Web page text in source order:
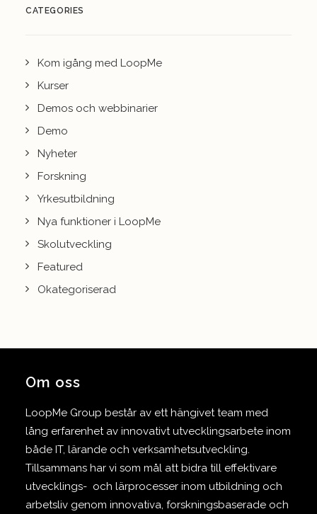
CATEGORIES
Kom igång med LoopMe
Kurser
Demos och webbinarier
Demo
Nyheter
Forskning
Yrkesutbildning
Nya funktioner i LoopMe
Skolutveckling
Featured
Okategoriserad
Om oss
LoopMe Group består av ett hängivet team med
lång erfarenhet av innovativt utvecklingsarbete inom
både IT, lärande och verksamhetsutveckling.
Tillsammans har vi som mål att bidra till effektivare
utvecklings- och lärprocesser inom utbildning och
arbetsliv genom innovativa, forskningsbaserade och